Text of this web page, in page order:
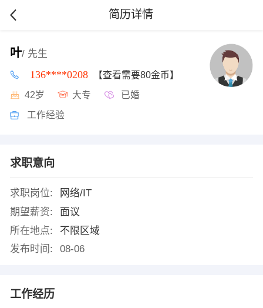
简历详情
叶/ 先生
136****0208 【查看需要80金币】
42岁 大专 已婚
工作经验
求职意向
求职岗位:
网络/IT
期望薪资:
面议
所在地点:
不限区域
发布时间:
08-06
工作经历